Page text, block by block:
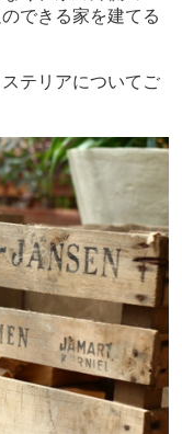
できる家を建てる
テリアについてご